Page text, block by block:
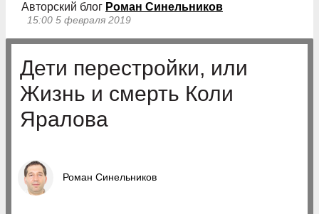
Авторский блог Роман Синельников
15:00 5 февраля 2019
Дети перестройки, или
Жизнь и смерть Коли
Яралова
Роман Синельников